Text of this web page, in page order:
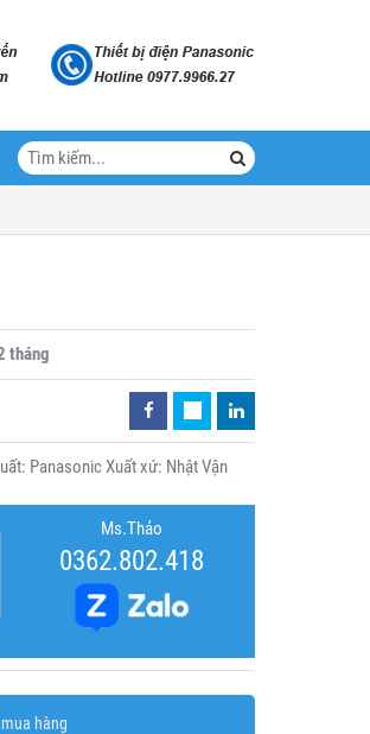
tháng
Panasonic Xuất xứ: Nhật Vận
Ms.Thảo
0362.802.418
hàng